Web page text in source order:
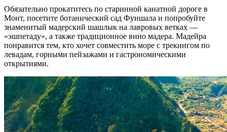
Обязательно прокатитесь по старинной канатной дороге в
Монт, посетите ботанический сад Фуншала и попробуйте
знаменитый мадерский шашлык на лавровых ветках —
«эшпетаду», а также традиционное вино мадера. Мадейра
понравится тем, кто хочет совместить море с трекингом по
левадам, горными пейзажами и гастрономическими
открытиями.